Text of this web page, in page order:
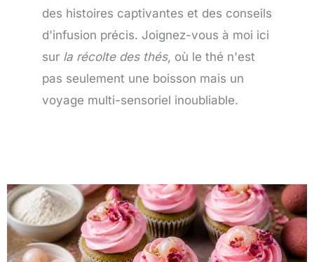
des histoires captivantes et des conseils
d'infusion précis. Joignez-vous à moi ici
sur la récolte des thés, où le thé n'est
pas seulement une boisson mais un
voyage multi-sensoriel inoubliable.